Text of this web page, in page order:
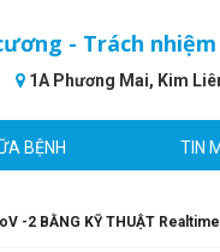
- Trách
1A Phương Mai, Kim
BỆNH TIN
-2 BẰNG KỸ THUẬT